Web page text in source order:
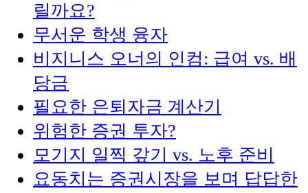
릴까요?
무서운 학생 융자
비지니스 오너의 인컴: 급여 vs. 배
당금
필요한 은퇴자금 계산기
위험한 증권 투자?
모기지 일찍 갚기 vs. 노후 준비
요동치는 증권시장을 보며 답답한